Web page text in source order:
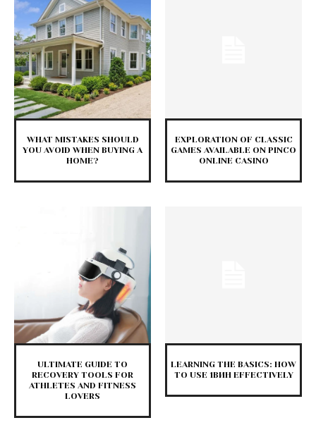
WHAT MISTAKES SHOULD
YOU AVOID WHEN BUYING A
HOME?
EXPLORATION OF CLASSIC
GAMES AVAILABLE ON PINCO
ONLINE CASINO
ULTIMATE GUIDE TO
RECOVERY TOOLS FOR
ATHLETES AND FITNESS
LOVERS
LEARNING THE BASICS: HOW
TO USE 1ВИН EFFECTIVELY